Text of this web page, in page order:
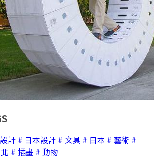
計 # 日本設計 # 文具 # 日本 # 藝術 #
# 插畫 # 動物